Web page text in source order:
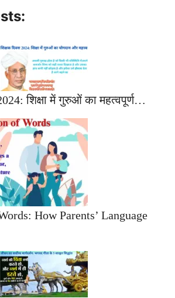
शिक्षा में गुरुओं का महत्वपूर्ण…
How Parents’ Language